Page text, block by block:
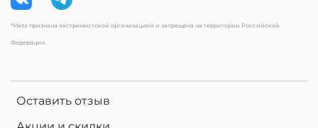
Оставить отзыв
*Meta признана экстремистской организацией и запрещена на территории Российской
Федерации.